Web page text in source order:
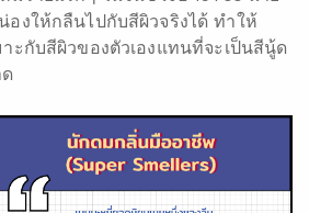
งให้กลืนไปกับสีผิวจริงได้ ทำให้
ะกับสีผิวของตัวเองแทนที่จะเป็นสีนู้ด